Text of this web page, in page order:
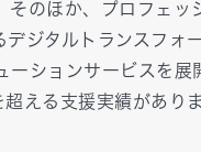
そのほか、プロフェ
ジタルトランスフォ
ーションサービスを
える支援実績がありま